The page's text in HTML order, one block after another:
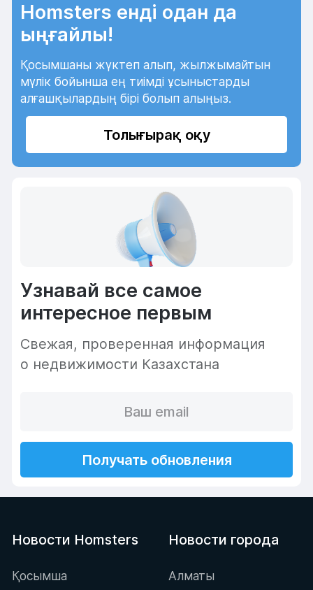
Homsters енді одан да
ыңғайлы!
Қосымшаны жүктеп алып, жылжымайтын
мүлік бойынша ең тиімді ұсыныстарды
алғашқылардың бірі болып алыңыз.
Толығырақ оқу
Узнавай все самое
интересное первым
Cвежая, проверенная информация
о недвижимости Казахстана
Получать обновления
Новости Homsters
Қосымша
Новости города
Алматы